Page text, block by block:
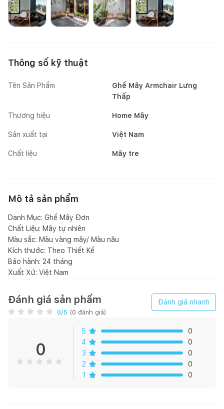
Thông số kỹ thuật
Tên Sản Phẩm
Ghế Mây Armchair Lưng
Thấp
Thương hiệu Home Mây
Sản xuất tại Việt Nam
Chất liệu Mây tre
Mô tả sản phẩm
Danh Mục: Ghế Mây Đơn
Chất Liệu: Mây tự nhiên
Màu sắc: Màu vàng mây/ Màu nâu
Kích thước: Theo Thiết Kế
Bảo hành: 24 tháng
Xuất Xứ: Việt Nam
Đánh giá sản phẩm
0/5 (0 đánh giá)
Đánh giá nhanh
0
5
0
4
0
3
0
2
0
1
0